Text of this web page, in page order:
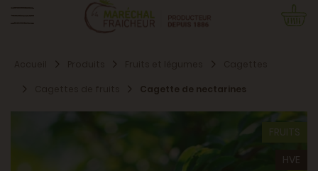
Cagette de nectarines
FRUITS
HVE